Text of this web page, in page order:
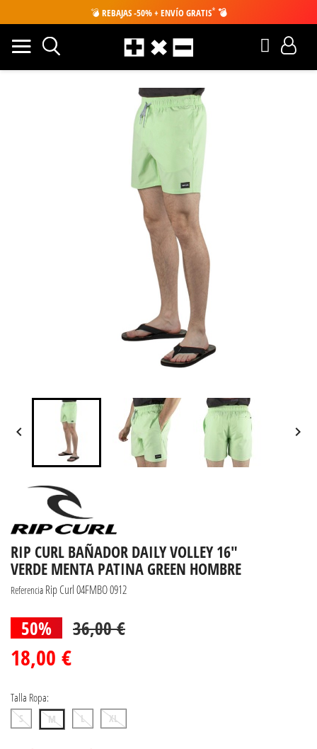
💣 REBAJAS -50% + ENVÍO GRATIS* 💣
 
RIP CURL BAÑADOR DAILY VOLLEY 16"
VERDE MENTA PATINA GREEN HOMBRE
Referencia Rip Curl 04FMBO 0912
50% 36,00 €
18,00 €
Talla Ropa:
S M L XL